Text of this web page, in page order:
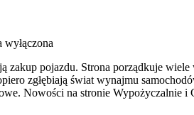
wyłączona
pojazdu. Strona porządkuje
zgłębiają świat wynajmu
Nowości na stronie Wypożyczalnie